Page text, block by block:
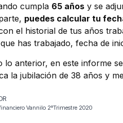
cumpla 65 años y se
puedes calcular tu
el historial de tus años
has trabajado, fecha de
lo anterior, en este informe
la jubilación de 38 años y
Vannilo 2ºTrimestre 2020